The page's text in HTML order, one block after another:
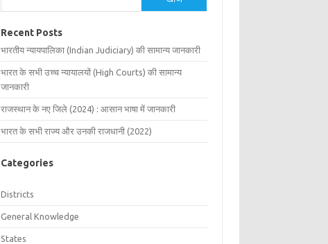
Recent Posts
भारतीय न्यायपालिका (Indian Judiciary) की सामान्य जानकारी
भारत के सभी उच्च न्यायालयों (High Courts) की सामान्य
जानकारी
राजस्थान के नए जिले (2024) : आसान भाषा में जानकारी
भारत के सभी राज्य और उनकी राजधानी (2022)
Categories
Districts
General Knowledge
States